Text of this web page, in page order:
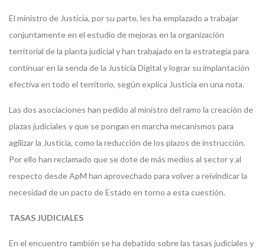
El ministro de Justicia, por su parte, les ha emplazado a trabajar
conjuntamente en el estudio de mejoras en la organización
territorial de la planta judicial y han trabajado en la estrategia para
continuar en la senda de la Justicia Digital y lograr su implantación
efectiva en todo el territorio, según explica Justicia en una nota.
Las dos asociaciones han pedido al ministro del ramo la creación de
plazas judiciales y que se pongan en marcha mecanismos para
agilizar la Justicia, como la reducción de los plazos de instrucción.
Por ello han reclamado que se dote de más medios al sector y al
respecto desde ApM han aprovechado para volver a reivindicar la
necesidad de un pacto de Estado en torno a esta cuestión.
TASAS JUDICIALES
En el encuentro también se ha debatido sobre las tasas judiciales y